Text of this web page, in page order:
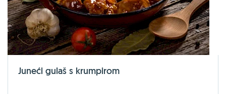
Juneći gulaš s krumpirom